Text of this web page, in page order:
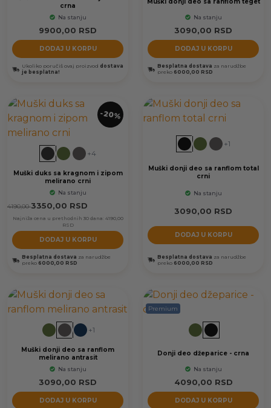
crna
Na stanju
9900,00 RSD
DODAJ U KORPU
Ukoliko poručiš ovaj proizvod dostava
je besplatna!
Na stanju
3090,00 RSD
DODAJ U KORPU
Besplatna dostava za narudžbe
preko 6000,00 RSD
-20%
+4
Muški duks sa kragnom i zipom
melirano crni
Na stanju
4190,00 3350,00 RSD
Najniža cena u prethodnih 30 dana: 4190,00
RSD
DODAJ U KORPU
Besplatna dostava za narudžbe
preko 6000,00 RSD
+1
Muški donji deo sa ranflom total
crni
Na stanju
3090,00 RSD
DODAJ U KORPU
Besplatna dostava za narudžbe
preko 6000,00 RSD
+1
Muški donji deo sa ranflom
melirano antrasit
Na stanju
3090,00 RSD
DODAJ U KORPU
Premium
Donji deo džeparice - crna
Na stanju
4090,00 RSD
DODAJ U KORPU